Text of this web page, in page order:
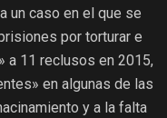
un caso en el que se
por torturar e
a 11 reclusos en 2015,
en algunas de las
y a la falta